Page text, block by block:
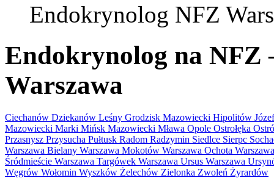
Endokrynolog NFZ
Endokrynolog na NFZ
Warszawa
Ciechanów Dziekanów Leśny Grodzisk Mazowiecki Hipolitów
Mazowiecki Marki Mińsk Mazowiecki Mława Opole Ostrołęka
Przasnysz Przysucha Pułtusk Radom Radzymin Siedlce Sierpc
Warszawa Bielany Warszawa Mokotów Warszawa Ochota
Śródmieście Warszawa Targówek Warszawa Ursus Warszawa
Węgrów Wołomin Wyszków Żelechów Zielonka Zwoleń Żyrardów